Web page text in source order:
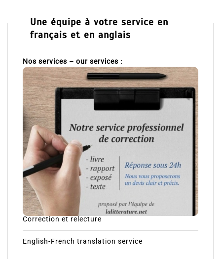
Une équipe à votre service en
français et en anglais
Nos services – our services :
Correction et relecture
English-French translation service